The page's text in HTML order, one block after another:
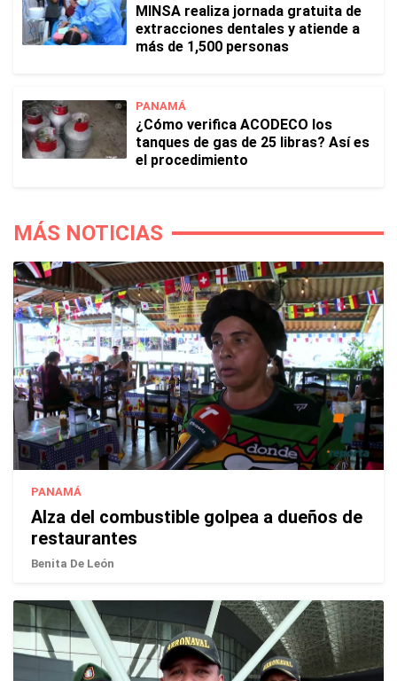
MINSA realiza jornada gratuita de
extracciones dentales y atiende a
más de 1,500 personas
PANAMÁ
¿Cómo verifica ACODECO los
tanques de gas de 25 libras? Así es
el procedimiento
MÁS NOTICIAS
PANAMÁ
Alza del combustible golpea a dueños de
restaurantes
Benita De León